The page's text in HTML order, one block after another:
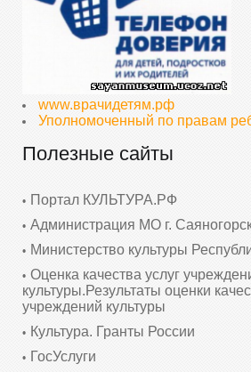
www.врачидетям.рф
Уполномоченный по правам
Полезные сайты
Портал КУЛЬТУРА.РФ
Администрация МО г.
Министерство культуры
Оценка качества услуг
культуры.Результаты оценки
учреждений культуры
Культура. Гранты России
ГосУслуги